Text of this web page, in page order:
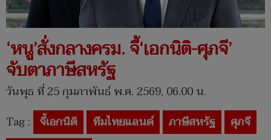
‘หนู’สั่งกลางครม. จี้‘เอกนิติ-ศุภจี’
จับตาภาษีสหรัฐ
วันพุธ ที่ 25 กุมภาพันธ์ พ.ศ. 2569, 06.00 น.
Tag : จี้เอกนิติ ทีมไทยแลนด์ ภาษีสหรัฐ
ศุภจี